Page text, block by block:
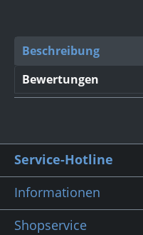
Beschreibung
Bewertungen
Service-Hotline
Informationen
Shopservice